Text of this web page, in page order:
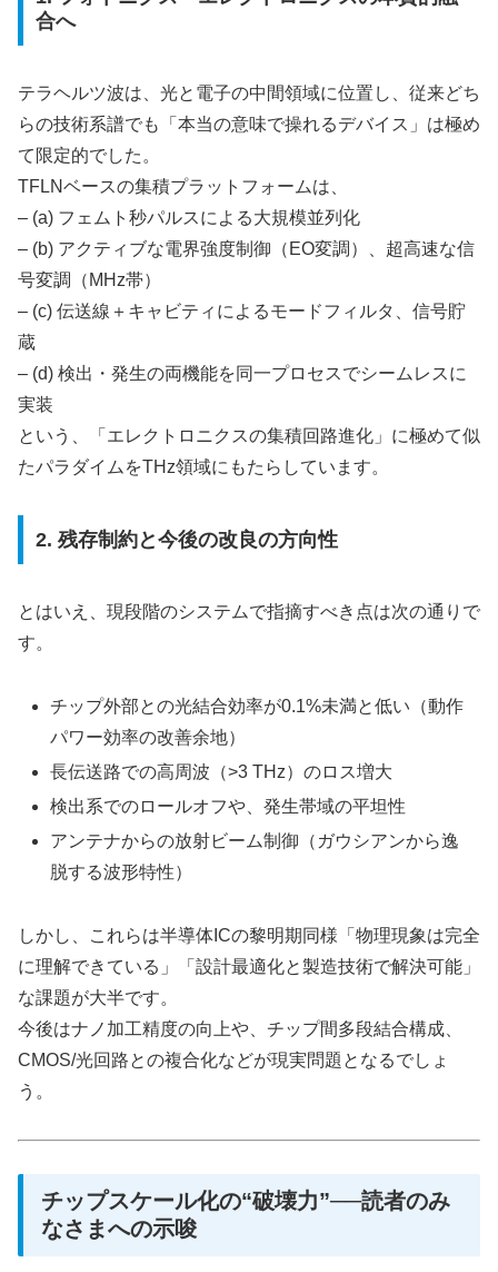
合へ
テラヘルツ波は、光と電子の中間領域に位置し、従来どち
らの技術系譜でも「本当の意味で操れるデバイス」は極め
て限定的でした。
TFLNベースの集積プラットフォームは、
– (a) フェムト秒パルスによる大規模並列化
– (b) アクティブな電界強度制御（EO変調）、超高速な信
号変調（MHz帯）
– (c) 伝送線＋キャビティによるモードフィルタ、信号貯
蔵
– (d) 検出・発生の両機能を同一プロセスでシームレスに
実装
という、「エレクトロニクスの集積回路進化」に極めて似
たパラダイムをTHz領域にもたらしています。
2. 残存制約と今後の改良の方向性
とはいえ、現段階のシステムで指摘すべき点は次の通りで
す。
チップ外部との光結合効率が0.1%未満と低い（動作
パワー効率の改善余地）
長伝送路での高周波（>3 THz）のロス増大
検出系でのロールオフや、発生帯域の平坦性
アンテナからの放射ビーム制御（ガウシアンから逸
脱する波形特性）
しかし、これらは半導体ICの黎明期同様「物理現象は完全
に理解できている」「設計最適化と製造技術で解決可能」
な課題が大半です。
今後はナノ加工精度の向上や、チップ間多段結合構成、
CMOS/光回路との複合化などが現実問題となるでしょ
う。
チップスケール化の“破壊力”──読者のみ
なさまへの示唆